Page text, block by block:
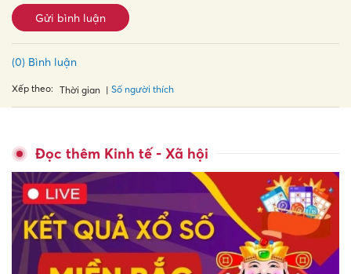
Gửi bình luận
(0) Bình luận
Xếp theo: Thời gian Số người thích
Đọc thêm Kinh tế - Xã hội